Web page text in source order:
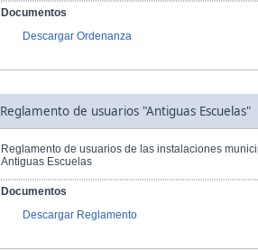
Documentos
Descargar Ordenanza
Reglamento de usuarios "Antiguas Escuelas"
Reglamento de usuarios de las instalaciones
Antiguas Escuelas
Documentos
Descargar Reglamento